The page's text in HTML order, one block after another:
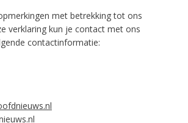
met betrekking tot ons
verklaring kun je contact met ons
contactinformatie: